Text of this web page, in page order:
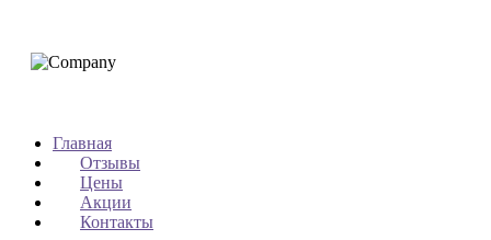
Главная
Отзывы
Цены
Акции
Контакты